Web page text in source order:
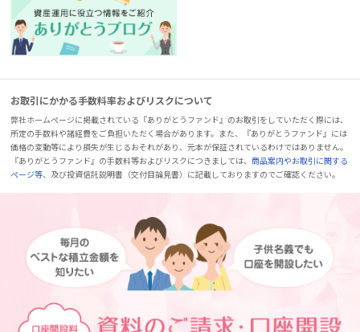
お取引にかかる手数料率およびリスクについて
弊社ホームページに掲載されている『ありがとうファンド』のお取引をしていただく際には、
所定の手数料や諸経費をご負担いただく場合があります。また、『ありがとうファンド』には
価格の変動等により損失が生じるおそれがあり、元本が保証されているわけではありません。
『ありがとうファンド』の手数料等およびリスクにつきましては、商品案内やお取引に関する
ページ等、及び投資信託説明書（交付目論見書）に記載しておりますのでご確認ください。